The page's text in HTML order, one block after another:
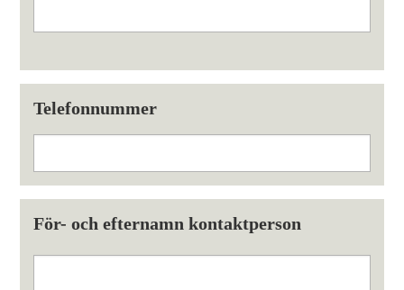
Telefonnummer
För- och efternamn kontaktperson